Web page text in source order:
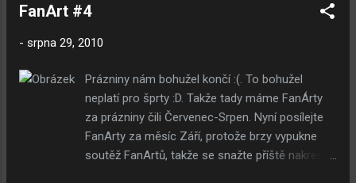
FanArt #4
- srpna 29, 2010
Prázniny nám bohužel končí :(. To bohužel
neplatí pro šprty :D. Takže tady máme FanÁrty
za prázniny čili Červenec-Srpen. Nyní posílejte
FanArty za měsíc Září, protože brzy vypukne
soutěž FanArtů, takže se snažte příště nakreslit